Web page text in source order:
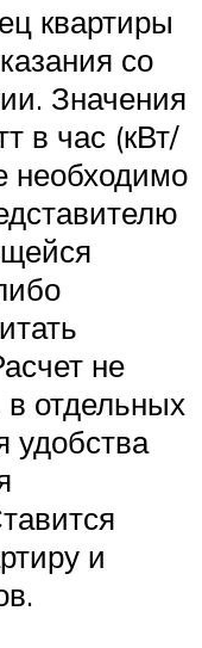
квартиры
со
Значения
в час (кВт/
не
отдельных
удобства
и